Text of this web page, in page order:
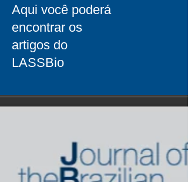
Aqui você poderá
encontrar os
artigos do
LASSBio